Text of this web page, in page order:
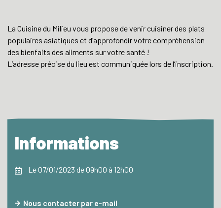
La Cuisine du Milieu vous propose de venir cuisiner des plats
populaires asiatiques et d’approfondir votre compréhension
des bienfaits des aliments sur votre santé !
L’adresse précise du lieu est communiquée lors de l’inscription.
Informations
Le 07/01/2023 de 09h00 à 12h00
Nous contacter par e-mail